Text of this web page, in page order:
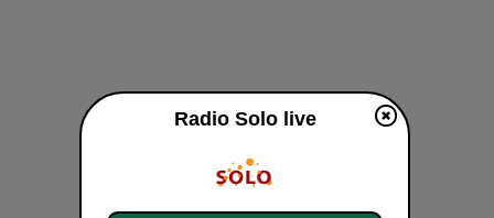
Radio Solo live